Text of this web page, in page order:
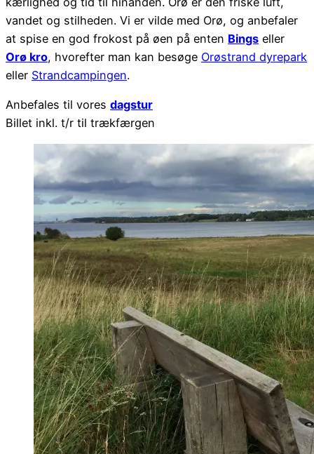
vandet og stilheden. Vi er vilde med Orø, og anbefaler
at spise en god frokost på øen på enten Bings eller
Orø kro, hvorefter man kan besøge Orøstrand dyrepark
eller Strandcampingen.
Anbefales til vores dagstur
Billet inkl. t/r til trækfærgen